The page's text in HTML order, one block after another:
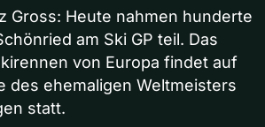
Gross: Heute nahmen hunderte
am Ski GP teil. Das
von Europa findet auf
des ehemaligen Weltmeisters
statt.